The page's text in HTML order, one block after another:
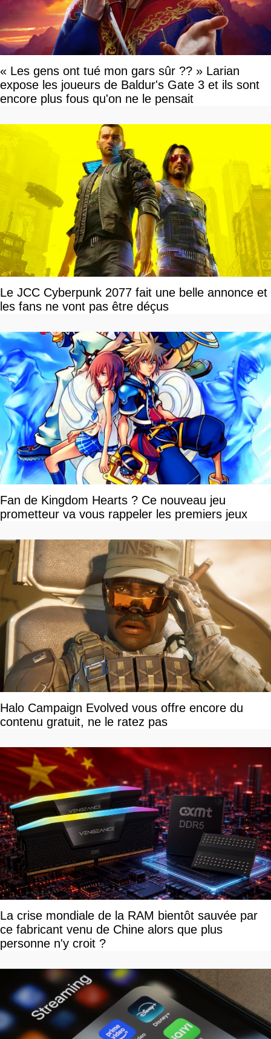
« Les gens ont tué mon gars sûr ?? » Larian
expose les joueurs de Baldur's Gate 3 et ils sont
encore plus fous qu'on ne le pensait
Le JCC Cyberpunk 2077 fait une belle annonce et
les fans ne vont pas être déçus
Fan de Kingdom Hearts ? Ce nouveau jeu
prometteur va vous rappeler les premiers jeux
Halo Campaign Evolved vous offre encore du
contenu gratuit, ne le ratez pas
La crise mondiale de la RAM bientôt sauvée par
ce fabricant venu de Chine alors que plus
personne n'y croit ?